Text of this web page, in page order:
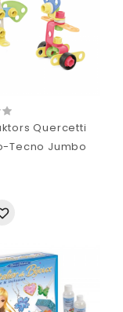
Quercetti
Tecno Jumbo